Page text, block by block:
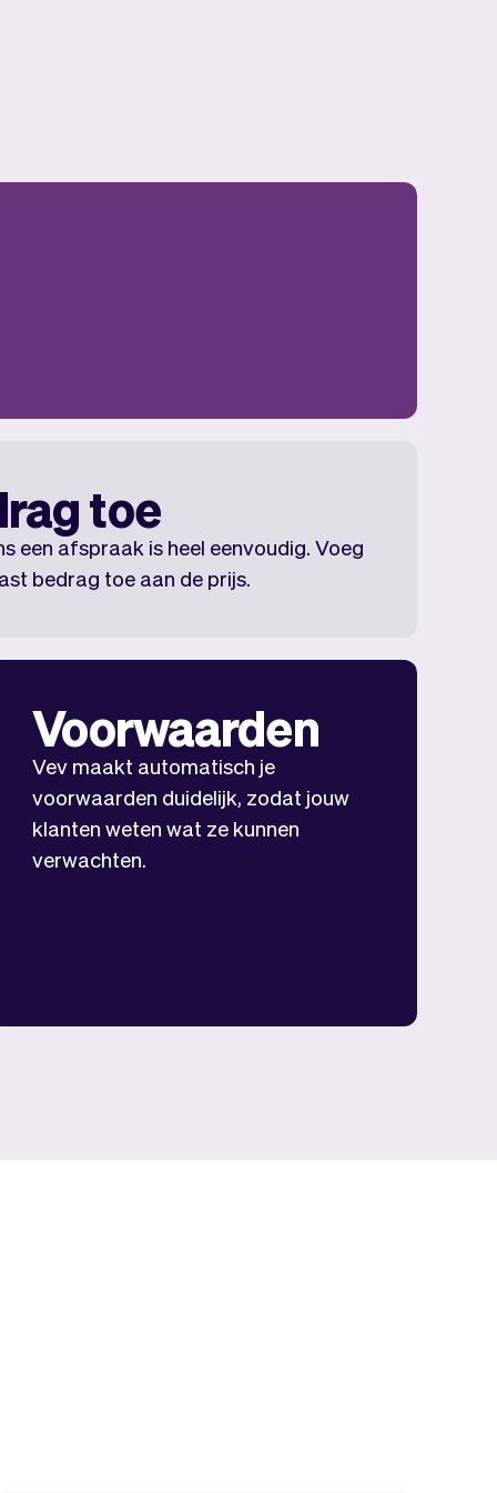
toe
een afspraak is heel eenvoudig. Voeg
bedrag toe aan de prijs.
Voorwaarden
Vev maakt automatisch je
voorwaarden duidelijk, zodat jouw
klanten weten wat ze kunnen
verwachten.